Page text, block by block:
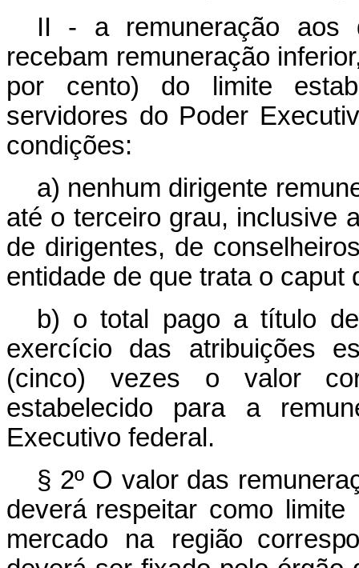
II - a remuneração aos
recebam remuneração
por cento) do limite
servidores do Poder
condições:
a) nenhum dirigente
até o terceiro grau, inclusive
de dirigentes, de
entidade de que trata o caput
b) o total pago a título
exercício das atribuições
(cinco) vezes o valor
estabelecido para a
Executivo federal.
§ 2º O valor das remuner
deverá respeitar como limite
mercado
na região corresp